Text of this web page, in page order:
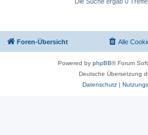
Foren-Übersicht Alle
Powered by phpBB® Forum
Deutsche Übersetzung
Datenschutz|